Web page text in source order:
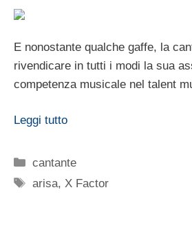
E nonostante qualche gaffe, la
rivendicare in tutti i modi la sua
competenza musicale nel talent
Leggi tutto
Categorie
cantante
Tag
arisa,X Factor